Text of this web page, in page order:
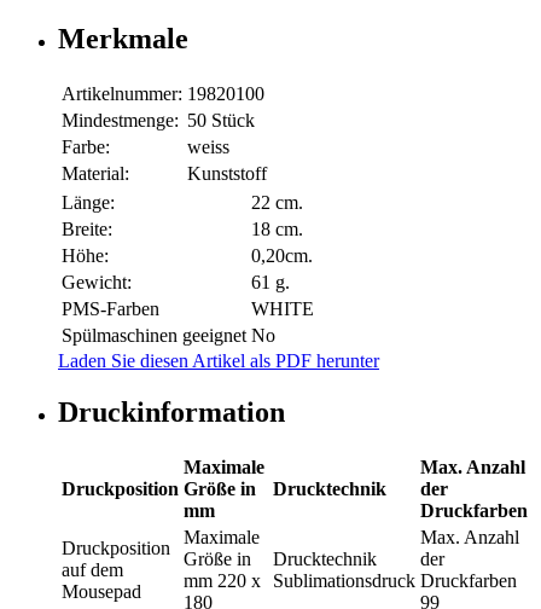
Merkmale
Artikelnummer: 19820100
Mindestmenge: 50 Stück
Farbe:
weiss
Material:
Kunststoff
Länge:
22 cm.
Breite:
18 cm.
Höhe:
0,20cm.
Gewicht:
61 g.
PMS-Farben
WHITE
Spülmaschinen geeignet No
Laden Sie diesen Artikel als PDF herunter
Druckinformation
Druckposition
Maximale
Größe in
mm
Drucktechnik
Max. Anzahl
der
Druckfarben
Druckposition
auf dem
Mousepad
Maximale
Größe in
mm 220 x
180
Drucktechnik
Sublimationsdruck
Max. Anzahl
der
Druckfarben
99